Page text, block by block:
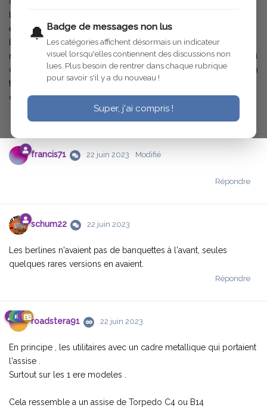
🔔 Badge de messages non lus
Les catégories affichent désormais un indicateur
visuel lorsqu'elles contiennent des discussions non
lues. Plus besoin de rentrer dans chaque rubrique
pour savoir s'il y a du nouveau !
Super, j'ai compris !
et les utilitaires ? en effet la mienne est affublée d'un restant de
banquette de voiture des années cinquante seul d'origine me
reste la partie dossier qui reste accroché au fond de la cabine .si
des fois une trainait chez vous , méme que l'armature ou un plan
trés détaillé que je refasse cela m'interesserait . bien
cordialement .francis .
francis71 22 juin 2023 Modifié
Répondre
schum22 22 juin 2023
Les berlines n'avaient pas de banquettes à l'avant, seules
quelques rares versions en avaient.
Répondre
roadstera91 22 juin 2023
En principe , les utilitaires avec un cadre metallique qui portaient
l'assise .
Surtout sur les 1 ere modeles .
Cela ressemble a un assise de Torpedo C4 ou B14